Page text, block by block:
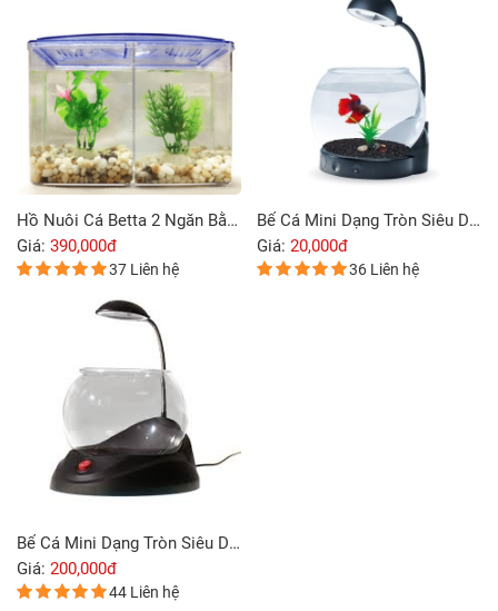
Hồ Nuôi Cá Betta 2 Ngăn Bằng Nhựa
Giá: 390,000đ
37 Liên hệ
Bể Cá Mini Dạng Tròn Siêu Dễ Thương Jeneca TG-01
Giá: 20,000đ
36 Liên hệ
Bể Cá Mini Dạng Tròn Siêu Dễ Thương Jeneca Tg-02
Giá: 200,000đ
44 Liên hệ